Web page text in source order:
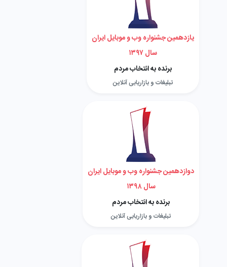
یازدهمین جشنواره وب و موبایل ایران
سال ۱۳۹۷
برنده به انتخاب مردم
تبلیغات و بازاریابی آنلاین
دوازدهمین جشنواره وب و موبایل ایران
سال ۱۳۹۸
برنده به انتخاب مردم
تبلیغات و بازاریابی آنلاین